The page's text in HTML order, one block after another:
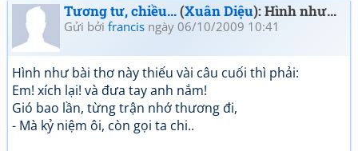
Tương tư, chiều...(Xuân Diệu): Hình như...
Gửi bởi francis ngày 06/10/2009 10:41
Hình như bài thơ này thiếu vài câu cuối thì phải:
Em! xích lại! và đưa tay anh nắm!
Gió bao lần, từng trận nhớ thương đi,
- Mà kỷ niệm ôi, còn gọi ta chi..